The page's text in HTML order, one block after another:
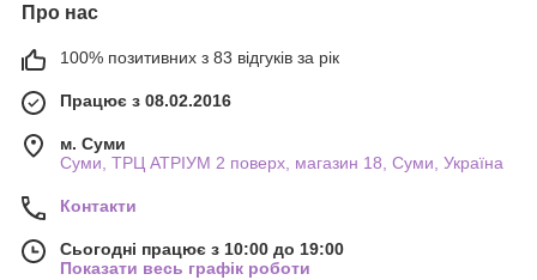
Про нас
100% позитивних з 83 відгуків за рік
Працює з 08.02.2016
м. Суми
Суми, ТРЦ АТРІУМ 2 поверх, магазин 18, Суми, Україна
Контакти
Сьогодні працює з 10:00 до 19:00
Показати весь графік роботи